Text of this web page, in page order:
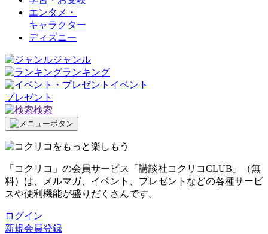
エンタメ・
キャラクター
ディズニー
ジャンル
ランキング
イベント
プレゼント
検索
をもっと楽しもう
「コクリコ」の会員サービス「講談社コクリコCLUB」（無
料）は、メルマガ、イベント、プレゼントなどの各種サービ
スや便利機能が盛りだくさんです。
ログイン
新規会員登録